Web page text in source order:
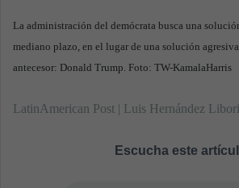
La administración del demócrata busca una
mediano plazo, en el lugar de una solución
antecesor: Donald Trump. Foto: TW-KamalaHarris
LatinAmerican Post | Luis Hernández
Escucha este